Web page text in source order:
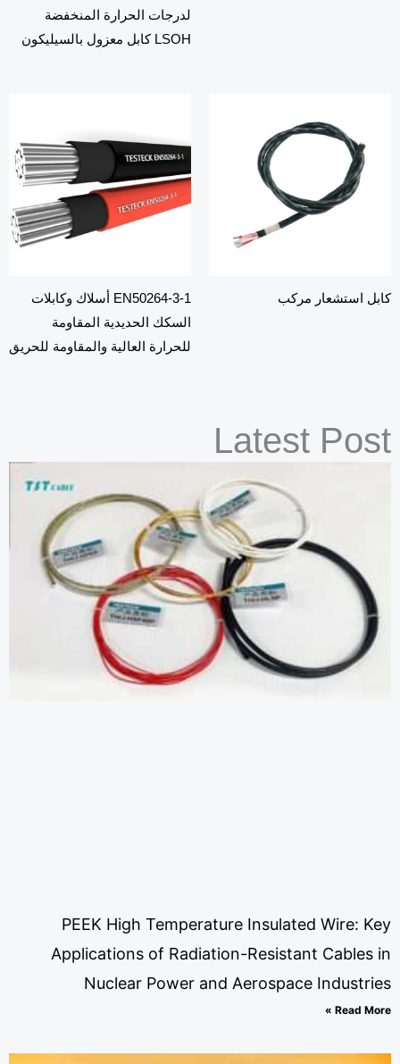
لدرجات الحرارة المنخفضة
LSOH كابل معزول بالسيليكون
استشعار مركب
EN50264-3-1 أسلاك وكابلات
السكك الحديدية المقاومة
للحرارة العالية والمقاومة للحريق
Latest
PEEK High Temperature Insulated Wire:
Applications of Radiation-Resistant Cables
Nuclear Power and Aerospace
Read